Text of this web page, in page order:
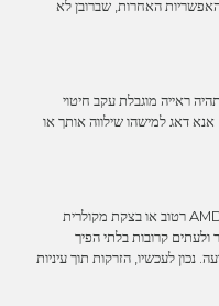
האחרות, שברובן לא
ראייה מוגבלת עקב חיטוי
אנא דאג למישהו שילווה אותך או
מחלות כמו AMD רטוב או בצקת מקולרית
ולעתים קרובות בלתי הפיך
נכון לעכשיו, הזרקות תוך עיניות